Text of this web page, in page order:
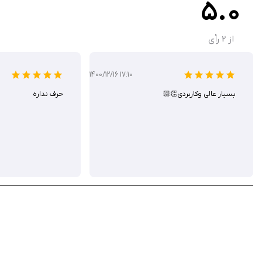
5.0
از 2 رأی
1400/12/16 17:10
بسیار عالی و‌کاربردی👏🏻 حرف نداره